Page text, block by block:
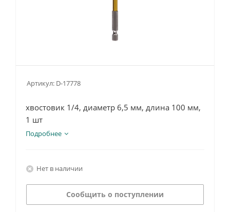
Артикул: D-17778
хвостовик 1/4, диаметр 6,5 мм, длина 100 мм,
1 шт
Подробнее
Нет в наличии
Сообщить о поступлении